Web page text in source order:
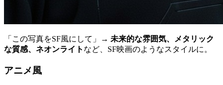
「この写真をSF風にして」→ 未来的な雰囲気、メタリック
な質感、ネオンライト など、SF映画のようなスタイルに。
アニメ風